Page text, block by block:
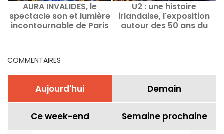
AURA INVALIDES, le
spectacle son et lumière
incontournable de Paris
U2 : une histoire
irlandaise, l'exposition
autour des 50 ans du
COMMENTAIRES
Aujourd'hui Demain
Ce week-end Semaine prochaine